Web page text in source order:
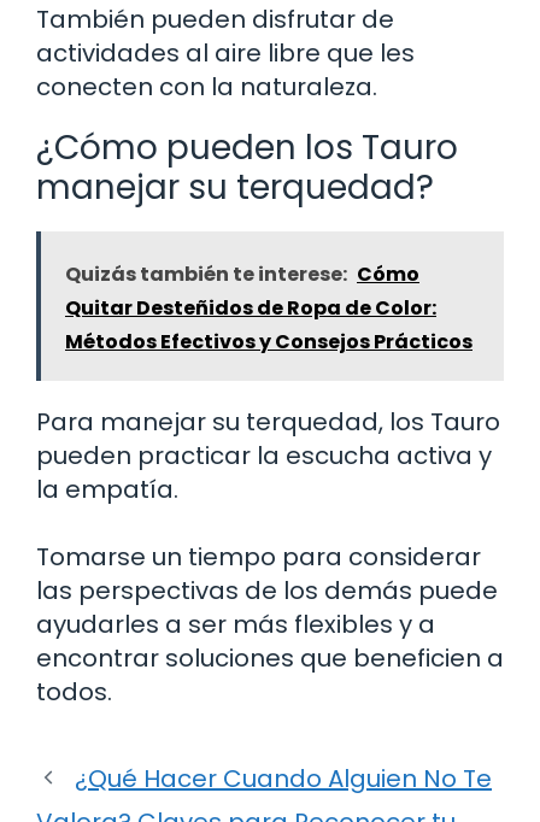
También pueden disfrutar de
actividades al aire libre que les
conecten con la naturaleza.
¿Cómo pueden los Tauro
manejar su terquedad?
Quizás también te interese: Cómo
Quitar Desteñidos de Ropa de Color:
Métodos Efectivos y Consejos Prácticos
Para manejar su terquedad, los Tauro
pueden practicar la escucha activa y
la empatía.
Tomarse un tiempo para considerar
las perspectivas de los demás puede
ayudarles a ser más flexibles y a
encontrar soluciones que beneficien a
todos.
¿Qué Hacer Cuando Alguien No Te